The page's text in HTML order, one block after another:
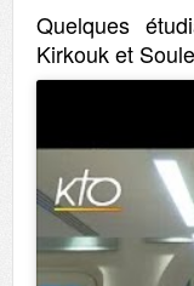
Quelques
Kirkouk et